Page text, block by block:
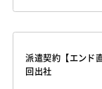
派遣契約【エンド
回出社